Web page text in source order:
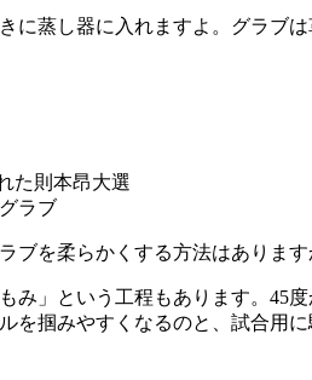
に蒸し器に入れますよ。グラブ
た則本昂大選
ラブ
ブを柔らかくする方法はあります
み」という工程もあります。45
を掴みやすくなるのと、試合用に